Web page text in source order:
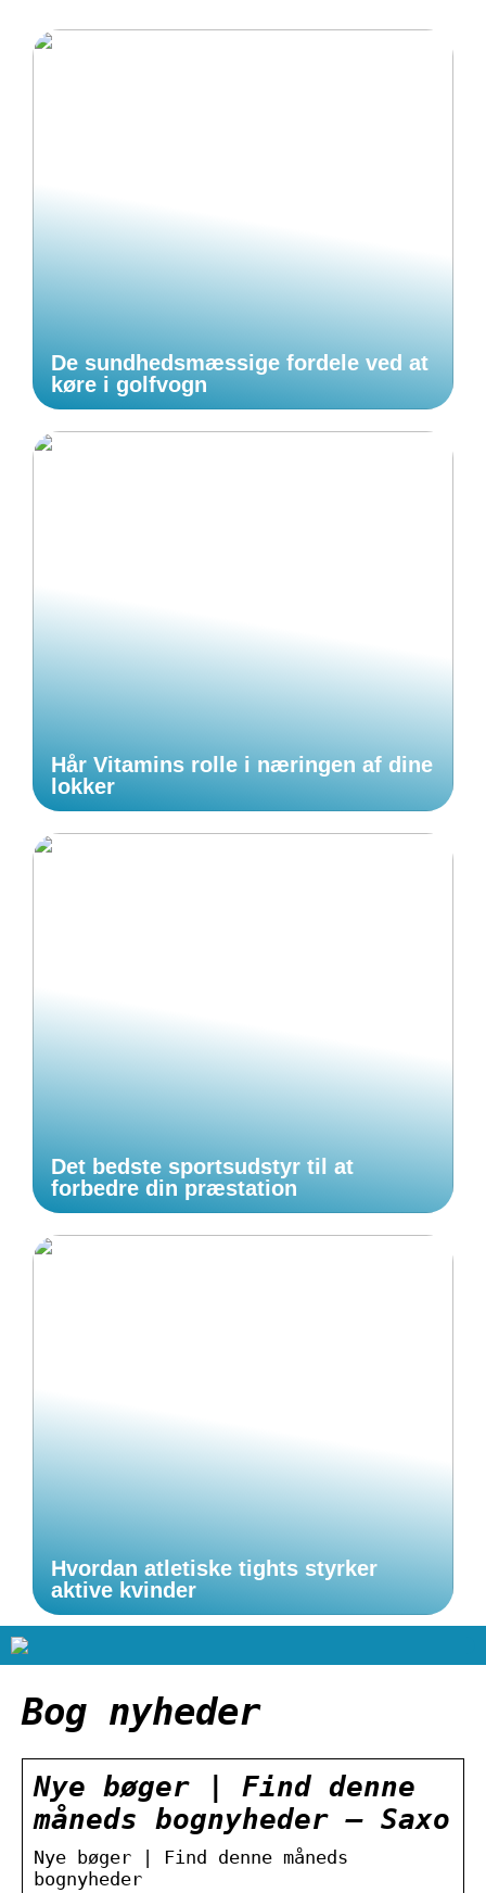
De sundhedsmæssige fordele ved at
køre i golfvogn
Hår Vitamins rolle i næringen af dine
lokker
Det bedste sportsudstyr til at
forbedre din præstation
Hvordan atletiske tights styrker
aktive kvinder
Bog nyheder
Nye bøger | Find denne
måneds bognyheder – Saxo
Nye bøger | Find denne måneds
bognyheder